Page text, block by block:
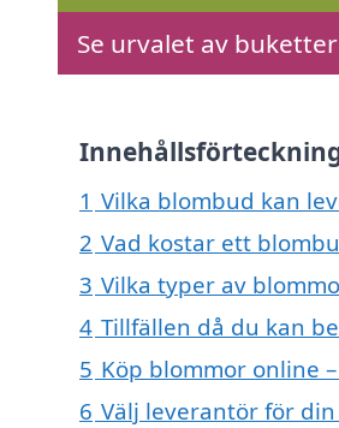
Se urvalet av buketter
1 Vilka blombud kan
2 Vad kostar ett
3 Vilka typer av
4 Tillfällen då du kan
5 Köp blommor online
6 Välj leverantör för